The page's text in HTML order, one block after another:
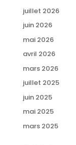
juillet 2026
juin 2026
mai 2026
avril 2026
mars 2026
juillet 2025
juin 2025
mai 2025
mars 2025